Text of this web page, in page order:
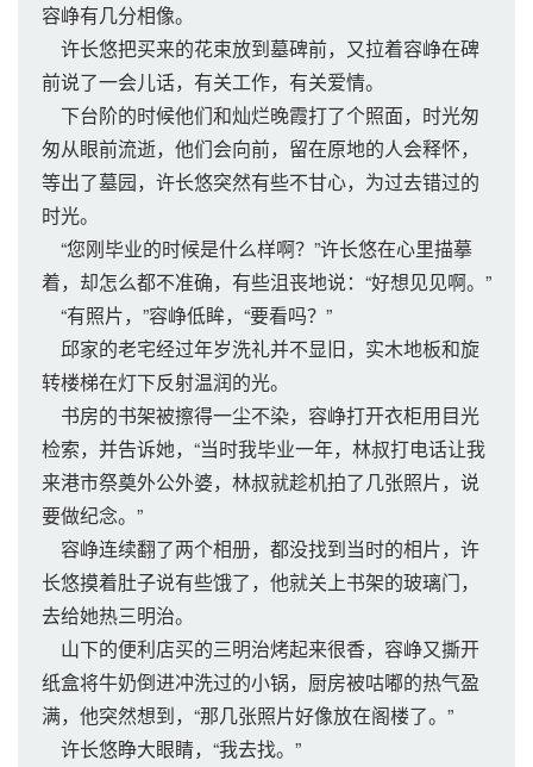
容峥有几分相像。
许长悠把买来的花束放到墓碑前，又拉着容峥在碑
前说了一会儿话，有关工作，有关爱情。
下台阶的时候他们和灿烂晚霞打了个照面，时光匆
匆从眼前流逝，他们会向前，留在原地的人会释怀，
等出了墓园，许长悠突然有些不甘心，为过去错过的
时光。
“您刚毕业的时候是什么样啊？”许长悠在心里描摹
着，却怎么都不准确，有些沮丧地说：“好想见见啊。”
“有照片，”容峥低眸，“要看吗？”
邱家的老宅经过年岁洗礼并不显旧，实木地板和旋
转楼梯在灯下反射温润的光。
书房的书架被擦得一尘不染，容峥打开衣柜用目光
检索，并告诉她，“当时我毕业一年，林叔打电话让我
来港市祭奠外公外婆，林叔就趁机拍了几张照片，说
要做纪念。”
容峥连续翻了两个相册，都没找到当时的相片，许
长悠摸着肚子说有些饿了，他就关上书架的玻璃门，
去给她热三明治。
山下的便利店买的三明治烤起来很香，容峥又撕开
纸盒将牛奶倒进冲洗过的小锅，厨房被咕嘟的热气盈
满，他突然想到，“那几张照片好像放在阁楼了。”
许长悠睁大眼睛，“我去找。”